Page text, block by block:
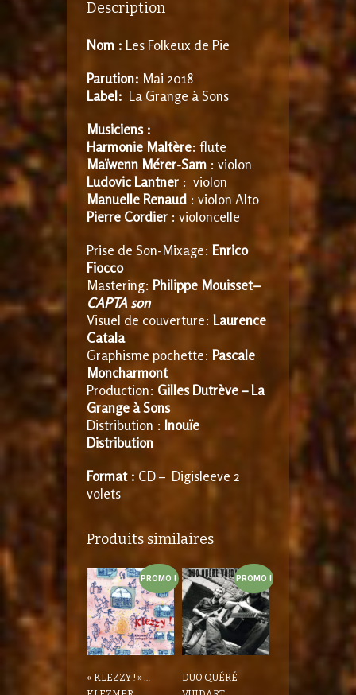
Description
Nom : Les Folkeux de Pie
Parution: Mai 2018
Label: La Grange à Sons
Musiciens :
Harmonie Maltère: flute
Maïwenn Mérer-Sam : violon
Ludovic Lantner : violon
Manuelle Renaud : violon Alto
Pierre Cordier : violoncelle
Prise de Son-Mixage: Enrico
Fiocco
Mastering: Philippe Mouisset–
CAPTA son
Visuel de couverture: Laurence
Catala
Graphisme pochette: Pascale
Moncharmont
Production: Gilles Dutrève – La
Grange à Sons
Distribution : Inouïe
Distribution
Format : CD – Digisleeve 2
volets
Produits similaires
PROMO !
« KLEZZY ! » …
PROMO !
DUO QUÉRÉ